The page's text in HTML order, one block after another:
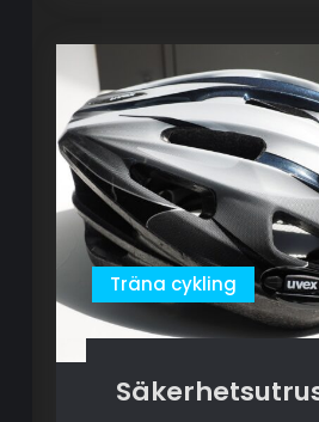
Träna cykling